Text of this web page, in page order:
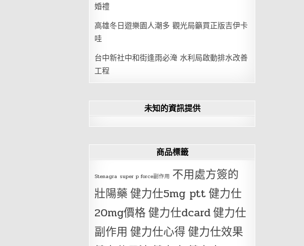
婚禮
高雄冬日遊樂園人潮多 觀光局籲買正版吉伊卡
哇
台中新社中和街逢雨必淹 水利局啟動排水改善
工程
未知的資訊提供
商品標籤
Stenagra super p force副作用 不用處方簽的
壯陽藥健力仕5mg ptt健力仕
20mg價格健力仕dcard健力仕
副作用 健力仕心得健力仕效果